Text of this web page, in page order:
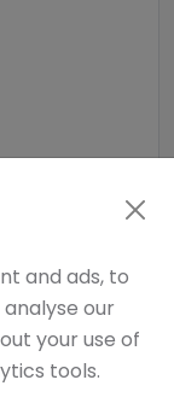
and ads, to
our
your use of
tools.